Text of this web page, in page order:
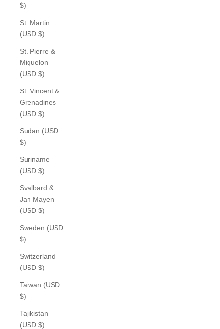
$)
St. Martin
(USD $)
St. Pierre &
Miquelon
(USD $)
St. Vincent &
Grenadines
(USD $)
Sudan (USD
$)
Suriname
(USD $)
Svalbard &
Jan Mayen
(USD $)
Sweden (USD
$)
Switzerland
(USD $)
Taiwan (USD
$)
Tajikistan
(USD $)